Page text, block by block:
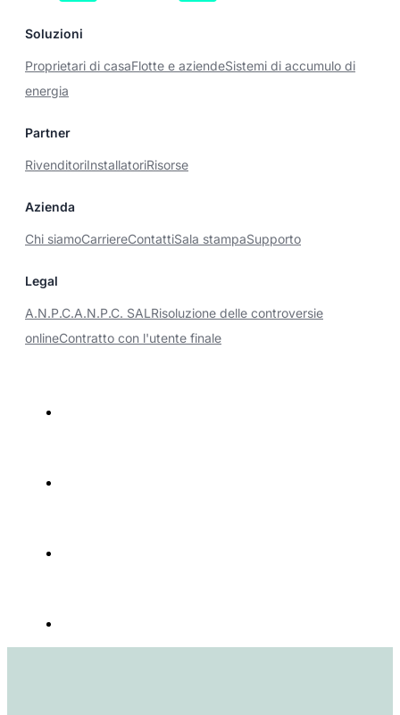
Soluzioni
Proprietari di casaFlotte e aziendeSistemi di accumulo di
energia
Partner
RivenditoriInstallatoriRisorse
Azienda
Chi siamoCarriereContattiSala stampaSupporto
Legal
A.N.P.C.A.N.P.C. SALRisoluzione delle controversie
onlineContratto con l'utente finale